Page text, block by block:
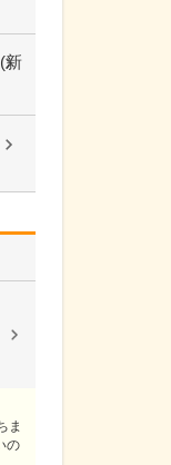
新
ま
の